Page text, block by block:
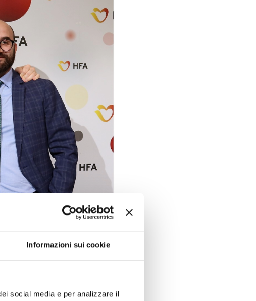
Informazioni sui cookie
social media e per analizzare il